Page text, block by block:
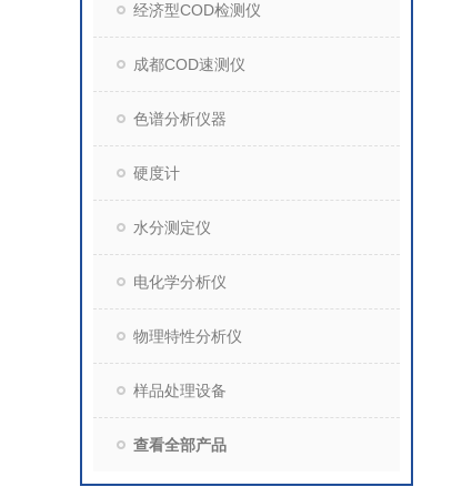
经济型COD检测仪
成都COD速测仪
色谱分析仪器
硬度计
水分测定仪
电化学分析仪
物理特性分析仪
样品处理设备
查看全部产品